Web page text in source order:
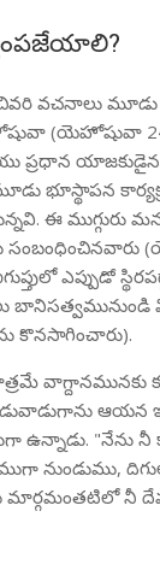
వచనాలు మూడు
(యెహోషువా
ప్రధాన
భూస్థాపన
ఈ ముగ్గురు
ఎప్పుడో
కొనసాగించారు).
వాగ్దానమునకు
ఆయన
ఉన్నాడు. "నేను నీ
నుండుము,
మార్గమంతటిలో నీ